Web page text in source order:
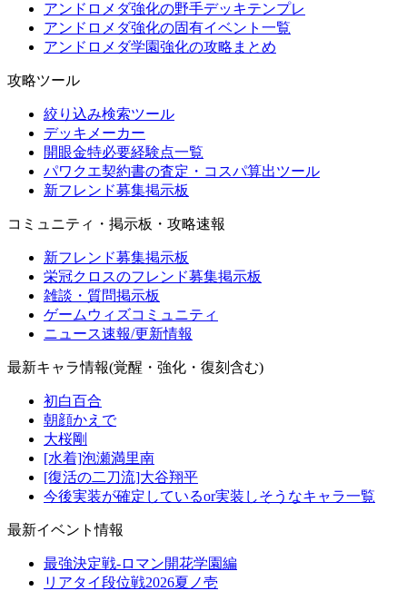
アンドロメダ強化の野手デッキテンプレ
アンドロメダ強化の固有イベント一覧
アンドロメダ学園強化の攻略まとめ
攻略ツール
絞り込み検索ツール
デッキメーカー
開眼金特必要経験点一覧
パワクエ契約書の査定・コスパ算出ツール
新フレンド募集掲示板
コミュニティ・掲示板・攻略速報
新フレンド募集掲示板
栄冠クロスのフレンド募集掲示板
雑談・質問掲示板
ゲームウィズコミュニティ
ニュース速報/更新情報
最新キャラ情報(覚醒・強化・復刻含む)
初白百合
朝顔かえで
大桜剛
[水着]泡瀬満里南
[復活の二刀流]大谷翔平
今後実装が確定しているor実装しそうなキャラ一覧
最新イベント情報
最強決定戦-ロマン開花学園編
リアタイ段位戦2026夏ノ壱